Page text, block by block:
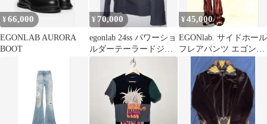
¥66,000
EGONLAB AURORA
BOOT
¥ 70,000
egonlab 24ss パワーショ
ルダーテーラードジャ
ケット サイズ46
¥45,000
EGONlab. サイドホール
フレアパンツ エゴンラ
ボ 深瀬着用デザイン